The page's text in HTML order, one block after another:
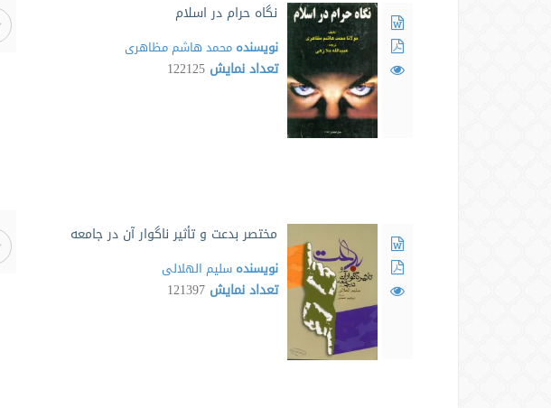
نگاه حرام در اسلام
نویسنده محمد هاشم مظاهری
تعداد نمایش 122125
مختصر بدعت و تأثیر ناگوار آن در جامعه
نویسنده سلیم الهلالی
تعداد نمایش 121397